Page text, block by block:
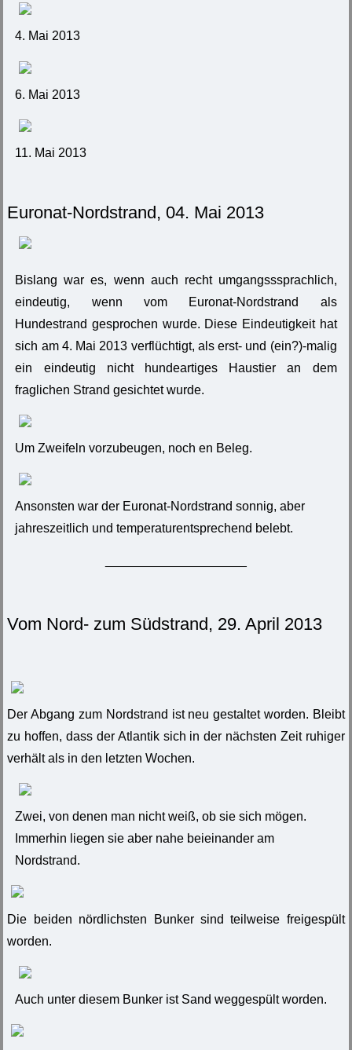
4. Mai 2013
6. Mai 2013
11. Mai 2013
Euronat-Nordstrand, 04. Mai 2013
Bislang war es, wenn auch recht umgangsssprachlich,
eindeutig, wenn vom Euronat-Nordstrand als
Hundestrand gesprochen wurde. Diese Eindeutigkeit hat
sich am 4. Mai 2013 verflüchtigt, als erst- und (ein?)-malig
ein eindeutig nicht hundeartiges Haustier an dem
fraglichen Strand gesichtet wurde.
Um Zweifeln vorzubeugen, noch en Beleg.
Ansonsten war der Euronat-Nordstrand sonnig, aber
jahreszeitlich und temperaturentsprechend belebt.
Vom Nord- zum Südstrand, 29. April 2013
Der Abgang zum Nordstrand ist neu gestaltet worden. Bleibt
zu hoffen, dass der Atlantik sich in der nächsten Zeit ruhiger
verhält als in den letzten Wochen.
Zwei, von denen man nicht weiß, ob sie sich mögen.
Immerhin liegen sie aber nahe beieinander am
Nordstrand.
Die beiden nördlichsten Bunker sind teilweise freigespült
worden.
Auch unter diesem Bunker ist Sand weggespült worden.